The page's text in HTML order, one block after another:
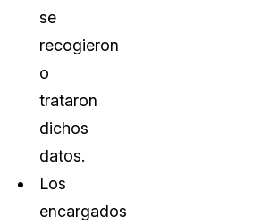
se
recogieron
o
trataron
dichos
datos.
Los
encargados